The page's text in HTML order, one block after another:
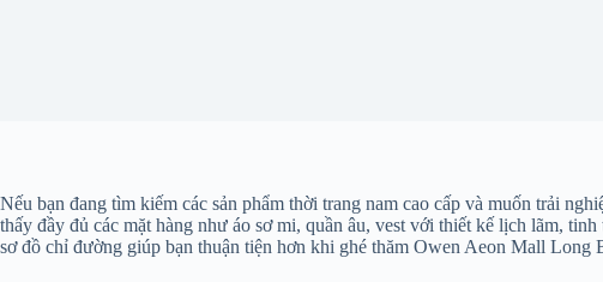
Nếu bạn đang tìm kiếm các sản phẩm thời trang nam cao cấp và muốn trải
thấy đầy đủ các mặt hàng như áo sơ mi, quần âu, vest với thiết kế lịch lãm,
sơ đồ chỉ đường giúp bạn thuận tiện hơn khi ghé thăm Owen Aeon Mall Long